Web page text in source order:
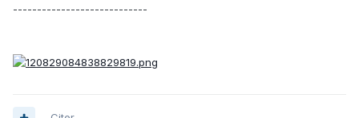
----------------------------